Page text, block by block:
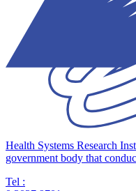
Health Systems Research
government body that
Tel :